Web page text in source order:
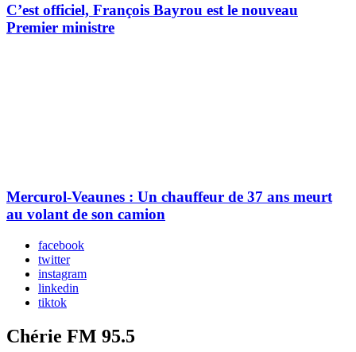
C’est officiel, François Bayrou est le nouveau
Premier ministre
Mercurol-Veaunes : Un chauffeur de 37 ans meurt
au volant de son camion
facebook
twitter
instagram
linkedin
tiktok
Chérie FM 95.5